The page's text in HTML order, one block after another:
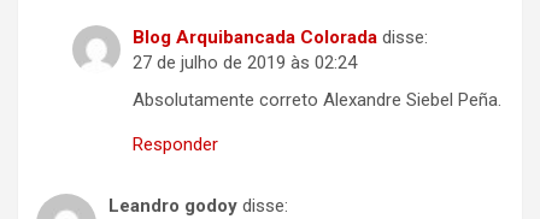
Blog Arquibancada Colorada disse:
27 de julho de 2019 às 02:24
Absolutamente correto Alexandre Siebel Peña.
Responder
Leandro godoy disse: